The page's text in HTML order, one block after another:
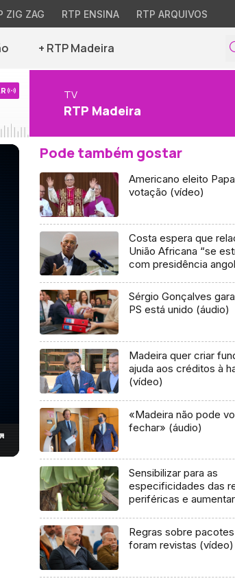
ZIG ZAG RTP ENSINA RTP ARQUIVOS
+ RTP Madeira
TV
RTP Madeira
Pode também gostar
Americano eleito
votação (vídeo)
Costa espera que
União Africana “se
com presidência
Sérgio Gonçalves
PS está unido (áudio)
Madeira quer criar fundo de
ajuda aos créditos à
(vídeo)
«Madeira não pode
fechar» (áudio)
Sensibilizar para as
especificidades das
periféricas e
Regras sobre
foram revistas (vídeo)